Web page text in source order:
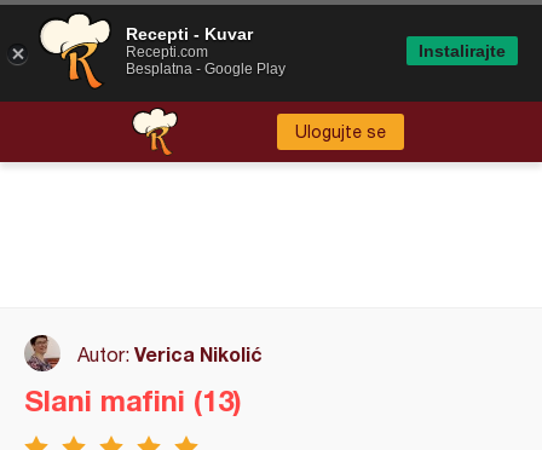
Ulogujte se
Autor: Verica Nikolić
Slani mafini (13)
Recepti - Kuvar
Recepti.com
Besplatna - Google Play
Instalirajte